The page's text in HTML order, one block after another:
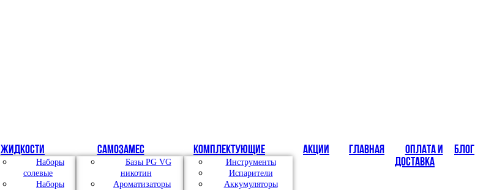
Жидкости
Наборы
солевые
Наборы
Самозамес
Базы PG VG
никотин
Ароматизаторы
Комплектующие
Инструменты
Испарители
Аккумуляторы
Акции Главная
Оплата и
доставка
Блог